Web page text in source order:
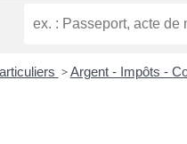
> Argent - Impôts -